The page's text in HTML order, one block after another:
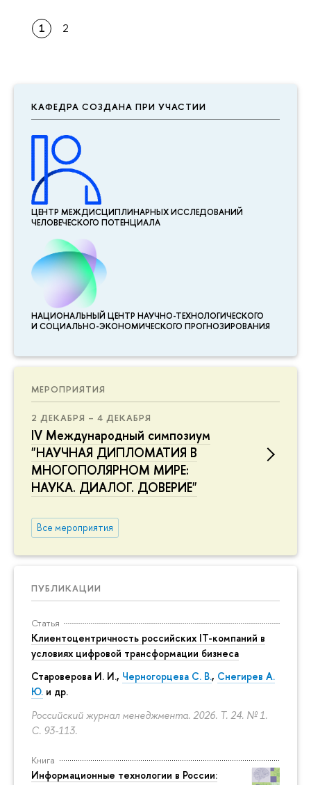
КАФЕДРА СОЗДАНА ПРИ УЧАСТИИ
ЦЕНТР МЕЖДИСЦИПЛИНАР­НЫХ ИССЛЕДОВАНИЙ
ЧЕЛОВЕЧЕСКОГО ПОТЕНЦИАЛА
НАЦИОНАЛЬНЫЙ ЦЕНТР НАУЧНО-ТЕХНОЛОГИЧЕСКОГО
И СОЦИАЛЬНО-ЭКОНОМИЧЕСКОГО ПРОГНОЗИРОВАНИЯ
МЕРОПРИЯТИЯ
2 ДЕКАБРЯ – 4 ДЕКАБРЯ
IV Международный симпозиум
"НАУЧНАЯ ДИПЛОМАТИЯ В
МНОГОПОЛЯРНОМ МИРЕ:
НАУКА. ДИАЛОГ. ДОВЕРИЕ"
Все мероприятия
ПУБЛИКАЦИИ
Статья
Клиентоцентричность российских IT-компаний в
условиях цифровой трансформации бизнеса
Староверова И. И., Черногорцева С. В., Снегирев А.
Ю. и др.
Российский журнал менеджмента. 2026. Т. 24. № 1.
С. 93-113.
Книга
Информационные технологии в России:
1 2